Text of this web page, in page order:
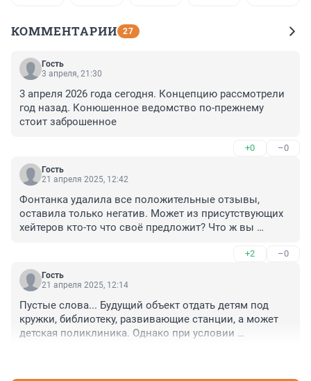
КОММЕНТАРИИ 27
Гость
3 апреля, 21:30
3 апреля 2026 года сегодня. Концепцию рассмотрели
год назад. Конюшенное ведомство по-прежнему
стоит заброшенное
+0 –0
Гость
21 апреля 2025, 12:42
Фонтанка удалила все положительные отзывы,
оставила только негатив. Может из присутствующих
хейтеров кто-то что своё предложит? Что ж вы
+2 –0
Гость
21 апреля 2025, 12:14
Пустые слова... Будущий объект отдать детям под
кружки, библиотеку, развивающие станции, а может
детская поликлиника. Однако при условии